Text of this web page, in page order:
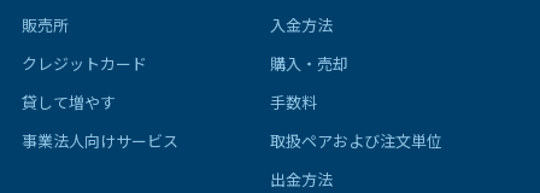
販売所
クレジットカード
貸して増やす
事業法人向けサービス
入金方法
購入・売却
手数料
取扱ペアおよび注文単位
出金方法